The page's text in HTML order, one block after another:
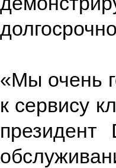
«Мы очень
к сервису
президент